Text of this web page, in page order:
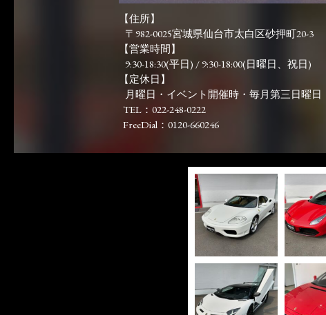
【住所】
〒982-0025宮城県仙台市太白区砂押町20-3
【営業時間】
9:30-18:30(平日) / 9:30-18:00(日曜日、祝日)
【定休日】
月曜日・イベント開催時・毎月第三日曜日
TEL：022-248-0222
FreeDial：0120-660246